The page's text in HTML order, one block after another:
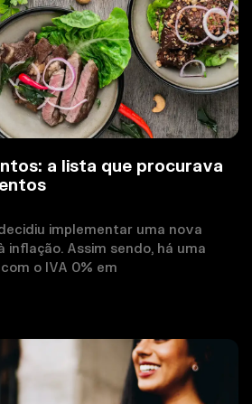
a lista que procurava
implementar uma nova
inflação. Assim sendo, há uma
o IVA 0% em